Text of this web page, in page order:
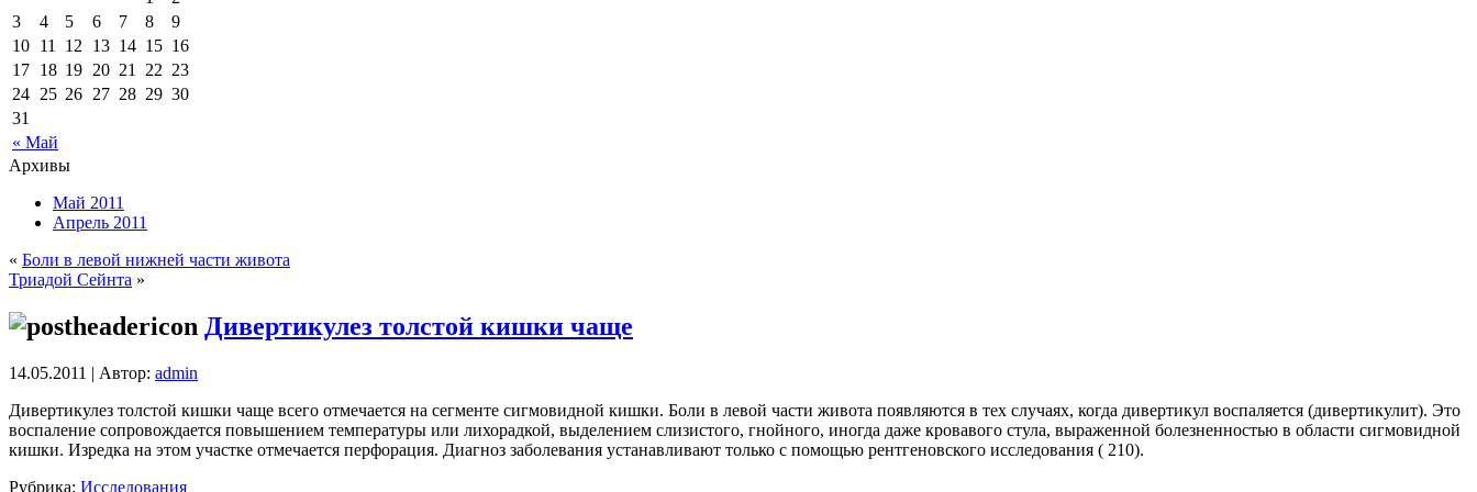
« Май
3
4 5 6 7 8
9
10 11 12 13 14 15 16
17 18 19 20 21 22 23
24 25 26 27 28 29 30
31
Архивы
Май 2011
Апрель 2011
« Боли в левой нижней части живота
Триадой Сейнта »
Дивертикулез толстой кишки чаще
14.05.2011 | Автор: admin
Дивертикулез толстой кишки чаще всего отмечается на сегменте сигмовидной кишки. Боли в левой части живота появляются в тех случаях, когда дивертикул воспаляется (дивертикулит). Это
воспаление сопровождается повышением температуры или лихорадкой, выделением слизистого, гнойного, иногда даже кровавого стула, выраженной болезненностью в области сигмовидной
кишки. Изредка на этом участке отмечается перфорация. Диагноз заболевания устанавливают только с помощью рентгеновского исследования ( 210).
Рубрика: Исследования